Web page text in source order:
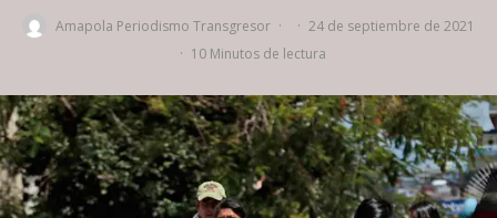
Amapola Periodismo Transgresor · · 24 de septiembre de 2021
· 10 Minutos de lectura